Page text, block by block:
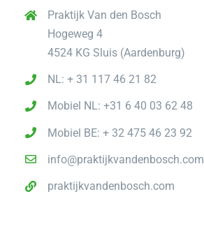
Praktijk Van den Bosch
Hogeweg 4
4524 KG Sluis (Aardenburg)
NL: + 31 117 46 21 82
Mobiel NL: +31 6 40 03 62 48
Mobiel BE: + 32 475 46 23 92
info@praktijkvandenbosch.com
praktijkvandenbosch.com